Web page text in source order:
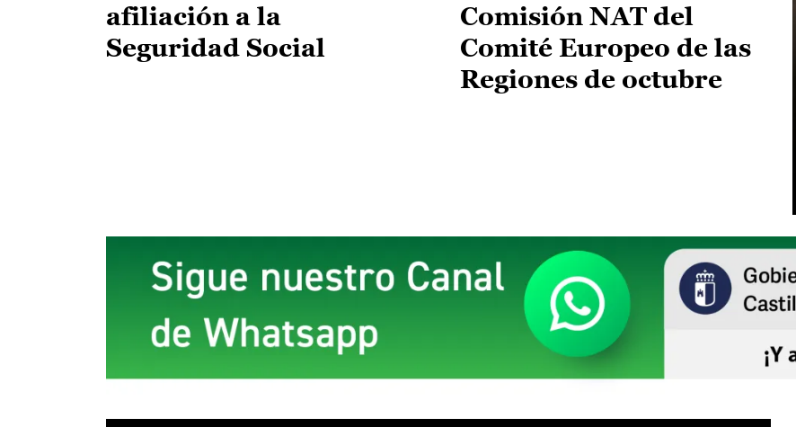
afiliación a la
Seguridad Social
Comisión NAT del
Comité Europeo de las
Regiones de octubre